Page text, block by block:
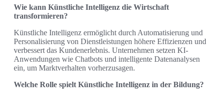
Wie kann Künstliche Intelligenz die Wirtschaft
transformieren?
Künstliche Intelligenz ermöglicht durch Automatisierung und
Personalisierung von Dienstleistungen höhere Effizienzen und
verbessert das Kundenerlebnis. Unternehmen setzen KI-
Anwendungen wie Chatbots und intelligente Datenanalysen
ein, um Marktverhalten vorherzusagen.
Welche Rolle spielt Künstliche Intelligenz in der Bildung?